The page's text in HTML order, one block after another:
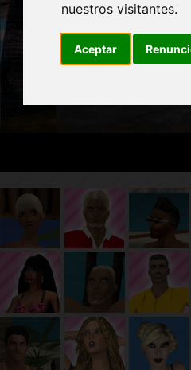
nuestros visitantes.
Aceptar